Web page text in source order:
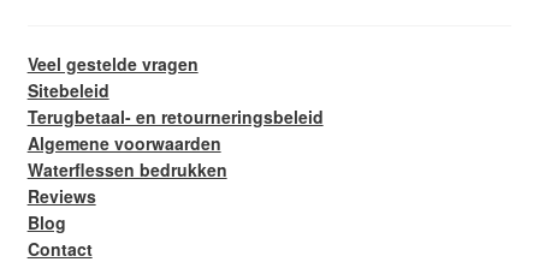
Veel gestelde vragen
Sitebeleid
Terugbetaal- en retourneringsbeleid
Algemene voorwaarden
Waterflessen bedrukken
Reviews
Blog
Contact